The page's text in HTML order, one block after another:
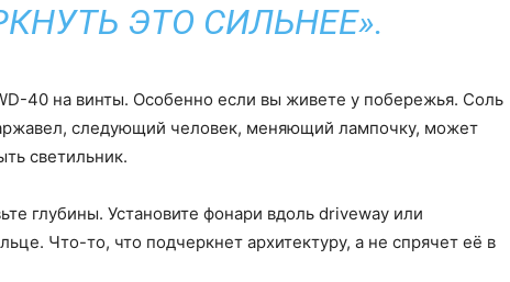
ЭТО СИЛЬНЕЕ».
40 на винты. Особенно если вы живете у побережья. Соль
следующий человек, меняющий лампочку, может
светильник.
глубины. Установите фонари вдоль driveway или
Что-то, что подчеркнет архитектуру, а не спрячет её в